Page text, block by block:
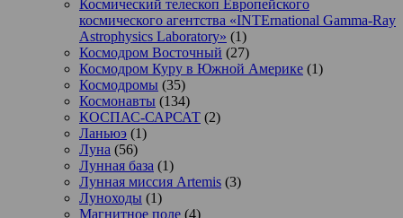
Космический телескоп Европейского
космического агентства «INTErnational Gamma-Ray
Astrophysics Laboratory» (1)
Космодром Восточный (27)
Космодром Куру в Южной Америке (1)
Космодромы (35)
Космонавты (134)
КОСПАС-САРСАТ (2)
Ланьюэ (1)
Луна (56)
Лунная база (1)
Лунная миссия Artemis (3)
Луноходы (1)
Магнитное поле (4)